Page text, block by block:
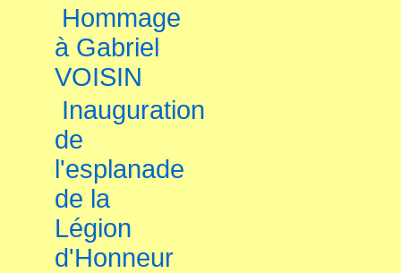
Hommage
à Gabriel
VOISIN
Inauguration
de
l'esplanade
de la
Légion
d'Honneur